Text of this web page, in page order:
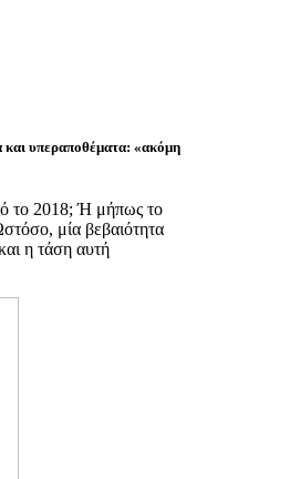
και υπεραποθέματα: «ακόμη
το 2018; Ή μήπως το
μία βεβαιότητα
η τάση αυτή